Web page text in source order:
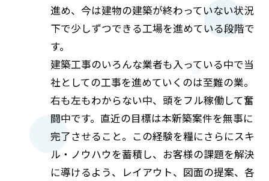
進め、今は建物の建築が終わっていない状況
下で少しずつできる工場を進めている段階で
す。
建築工事のいろんな業者も入っている中で当
社としての工事を進めていくのは至難の業。
右も左もわからない中、頭をフル稼働して奮
闘中です。直近の目標は本新築案件を無事に
完了させること。この経験を糧にさらにスキ
ル・ノウハウを蓄積し、お客様の課題を解決
に導けるよう、レイアウト、図面の提案、各